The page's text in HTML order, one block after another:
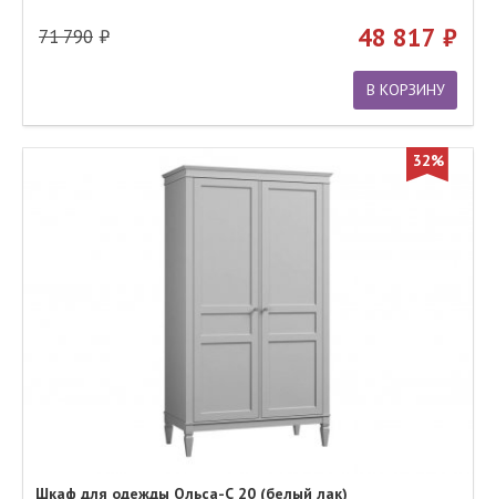
71 790 48 817
В КОРЗИНУ
32%
Шкаф для одежды Ольса-С 20 (белый лак)